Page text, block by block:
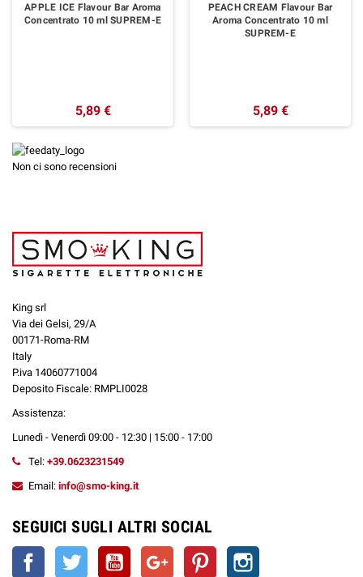
APPLE ICE Flavour Bar Aroma
Concentrato 10 ml SUPREM-E
5,89 €
PEACH CREAM Flavour Bar
Aroma Concentrato 10 ml
SUPREM-E
5,89 €
Non ci sono recensioni
King srl
Via dei Gelsi, 29/A
00171-Roma-RM
Italy
P.iva 14060771004
Deposito Fiscale: RMPLI0028
Assistenza:
Lunedì - Venerdì 09:00 - 12:30 | 15:00 - 17:00
Tel: +39.0623231549
Email: info@smo-king.it
SEGUICI SUGLI ALTRI SOCIAL
Facebook Twitter YouTube Google+ Pinterest